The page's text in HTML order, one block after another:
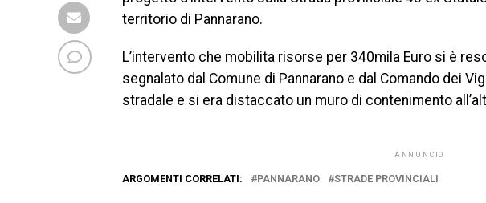
territorio di Pannarano.
L’intervento che mobilita risorse per 340mila Euro si è
segnalato dal Comune di Pannarano e dal Comando dei
stradale e si era distaccato un muro di contenimento
ANNUNCIO
ARGOMENTI CORRELATI: PANNARANO STRADE PROVINCIALI